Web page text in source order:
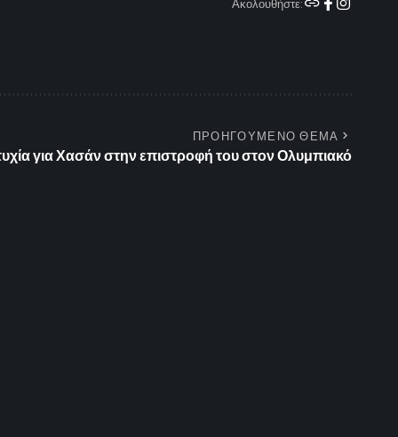
Ακολουθήστε:
ΠΡΟΗΓΟΥΜΕΝΟ ΘΕΜΑ
για Χασάν στην επιστροφή του στον Ολυμπιακό